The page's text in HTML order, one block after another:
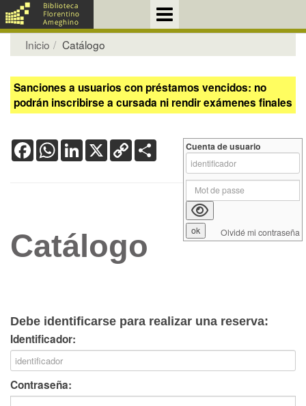
Inicio Catálogo
Sanciones a usuarios con préstamos vencidos: no
podrán inscribirse a cursada ni rendir exámenes finales
FacebookWhatsApp
LinkedIn
X Copy
Link
Catálogo
Debe identificarse para realizar una reserva:
Identificador:
Contraseña:
Cuenta de usuario
Olvidé mi contraseña